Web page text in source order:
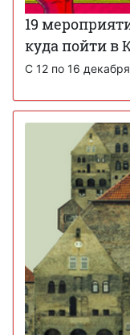
19
куда пойти в
С 12 по 16